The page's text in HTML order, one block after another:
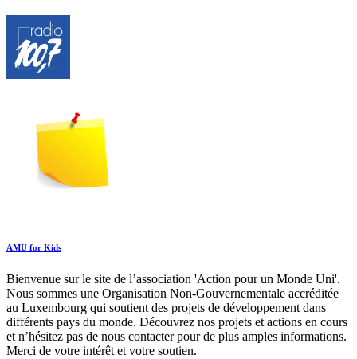
AMU for Kids
Bienvenue sur le site de l’association 'Action pour un Monde Uni'.
Nous sommes une Organisation Non-Gouvernementale accréditée
au Luxembourg qui soutient des projets de développement dans
différents pays du monde. Découvrez nos projets et actions en cours
et n’hésitez pas de nous contacter pour de plus amples informations.
Merci de votre intérêt et votre soutien.